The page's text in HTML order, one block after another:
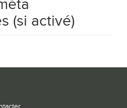
(si activé)